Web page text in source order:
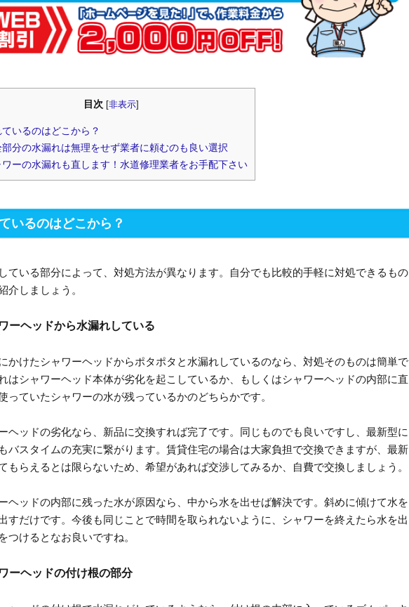
目次 [非表示]
いるのはどこから？
部分の水漏れは無理をせず業者に頼むのも良い選択
ワーの水漏れも直します！水道修理業者をお手配下さい
いるのはどこから？
ている部分によって、対処方法が異なります。自分でも比較的手軽に対処できるもの
介しましょう。
ーヘッドから水漏れしている
かけたシャワーヘッドからポタポタと水漏れしているのなら、対処そのものは簡単で
はシャワーヘッド本体が劣化を起こしているか、もしくはシャワーヘッドの内部に直
っていたシャワーの水が残っているかのどちらかです。
ヘッドの劣化なら、新品に交換すれば完了です。同じものでも良いですし、最新型に
バスタイムの充実に繋がります。賃貸住宅の場合は大家負担で交換できますが、最新
もらえるとは限らないため、希望があれば交渉してみるか、自費で交換しましょう。
ヘッドの内部に残った水が原因なら、中から水を出せば解決です。斜めに傾けて水を
すだけです。今後も同じことで時間を取られないように、シャワーを終えたら水を出
つけるとなお良いですね。
ーヘッドの付け根の部分